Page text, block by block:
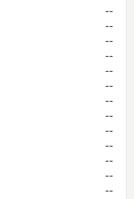
--
--
--
--
--
--
--
--
--
--
--
--
--